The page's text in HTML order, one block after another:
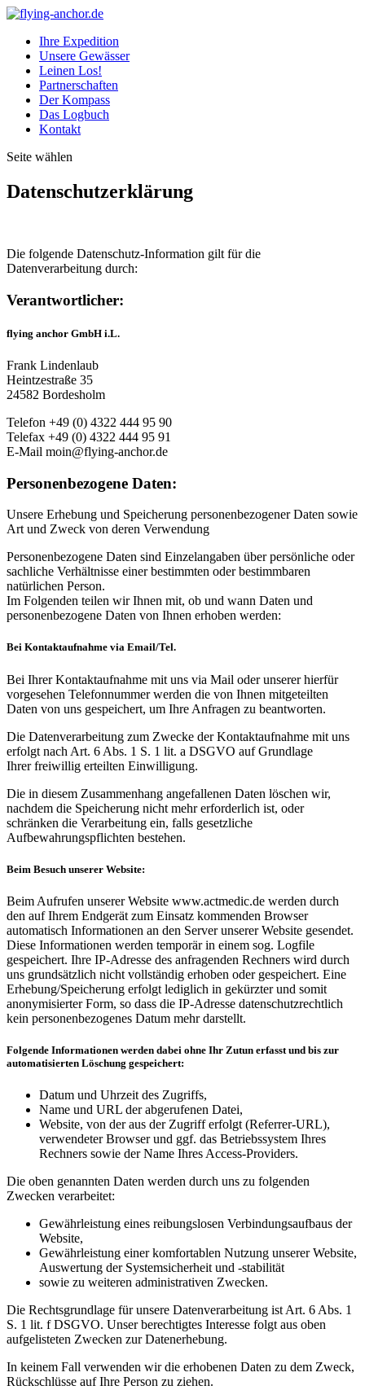
Ihre Expedition
Unsere Gewässer
Leinen Los!
Partnerschaften
Der Kompass
Das Logbuch
Kontakt
Seite wählen
Datenschutzerklärung
Die folgende Datenschutz-Information gilt für die
Datenverarbeitung durch:
Verantwortlicher:
flying anchor GmbH i.L.
Frank Lindenlaub
Heintzestraße 35
24582 Bordesholm
Telefon +49 (0) 4322 444 95 90
Telefax +49 (0) 4322 444 95 91
E-Mail moin@flying-anchor.de
Personenbezogene Daten:
Unsere Erhebung und Speicherung personenbezogener Daten sowie
Art und Zweck von deren Verwendung
Personenbezogene Daten sind Einzelangaben über persönliche oder
sachliche Verhältnisse einer bestimmten oder bestimmbaren
natürlichen Person.
Im Folgenden teilen wir Ihnen mit, ob und wann Daten und
personenbezogene Daten von Ihnen erhoben werden:
Bei Kontaktaufnahme via Email/Tel.
Bei Ihrer Kontaktaufnahme mit uns via Mail oder unserer hierfür
vorgesehen Telefonnummer werden die von Ihnen mitgeteilten
Daten von uns gespeichert, um Ihre Anfragen zu beantworten.
Die Datenverarbeitung zum Zwecke der Kontaktaufnahme mit uns
erfolgt nach Art. 6 Abs. 1 S. 1 lit. a DSGVO auf Grundlage
Ihrer freiwillig erteilten Einwilligung.
Die in diesem Zusammenhang angefallenen Daten löschen wir,
nachdem die Speicherung nicht mehr erforderlich ist, oder
schränken die Verarbeitung ein, falls gesetzliche
Aufbewahrungspflichten bestehen.
Beim Besuch unserer Website:
Beim Aufrufen unserer Website www.actmedic.de werden durch
den auf Ihrem Endgerät zum Einsatz kommenden Browser
automatisch Informationen an den Server unserer Website gesendet.
Diese Informationen werden temporär in einem sog. Logfile
gespeichert. Ihre IP-Adresse des anfragenden Rechners wird durch
uns grundsätzlich nicht vollständig erhoben oder gespeichert. Eine
Erhebung/Speicherung erfolgt lediglich in gekürzter und somit
anonymisierter Form, so dass die IP-Adresse datenschutzrechtlich
kein personenbezogenes Datum mehr darstellt.
Folgende Informationen werden dabei ohne Ihr Zutun erfasst und bis zur
automatisierten Löschung gespeichert:
Datum und Uhrzeit des Zugriffs,
Name und URL der abgerufenen Datei,
Website, von der aus der Zugriff erfolgt (Referrer-URL),
verwendeter Browser und ggf. das Betriebssystem Ihres
Rechners sowie der Name Ihres Access-Providers.
Die oben genannten Daten werden durch uns zu folgenden
Zwecken verarbeitet:
Gewährleistung eines reibungslosen Verbindungsaufbaus der
Website,
Gewährleistung einer komfortablen Nutzung unserer Website,
Auswertung der Systemsicherheit und -stabilität
sowie zu weiteren administrativen Zwecken.
Die Rechtsgrundlage für unsere Datenverarbeitung ist Art. 6 Abs. 1
S. 1 lit. f DSGVO. Unser berechtigtes Interesse folgt aus oben
aufgelisteten Zwecken zur Datenerhebung.
In keinem Fall verwenden wir die erhobenen Daten zu dem Zweck,
Rückschlüsse auf Ihre Person zu ziehen.